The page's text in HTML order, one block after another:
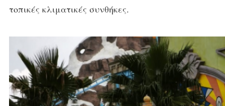
τοπικές κλιματικές συνθήκες.